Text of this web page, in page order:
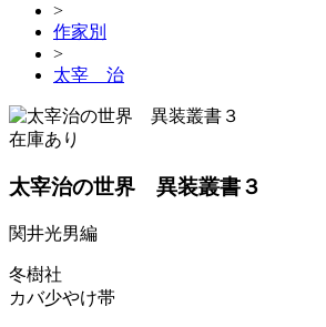
>
作家別
>
太宰 治
在庫あり
太宰治の世界 異装叢書３
関井光男編
冬樹社
カバ少やけ帯